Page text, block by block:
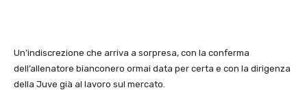
Un’indiscrezione che arriva a sorpresa, con la conferma
dell’allenatore bianconero ormai data per certa e con la dirigenza
della Juve già al lavoro sul mercato.